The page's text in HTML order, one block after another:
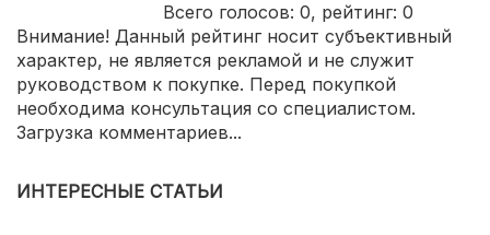
Всего голосов: 0, рейтинг: 0
Внимание! Данный рейтинг носит субъективный
характер, не является рекламой и не служит
руководством к покупке. Перед покупкой
необходима консультация со специалистом.
Загрузка комментариев...
ИНТЕРЕСНЫЕ СТАТЬИ